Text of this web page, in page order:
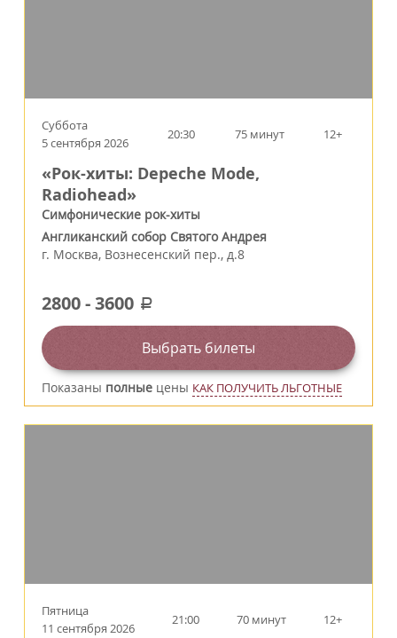
Суббота
5 сентября 2026
20:30 75 минут 12+
«Рок-хиты: Depeche Mode,
Radiohead»
Симфонические рок-хиты
Англиканский собор Святого Андрея
г. Москва, Вознесенский пер., д.8
2800-3600 a
Выбрать билеты
Показаны полные цены КАК ПОЛУЧИТЬ ЛЬГОТНЫЕ
Пятница
11 сентября 2026
21:00 70 минут 12+